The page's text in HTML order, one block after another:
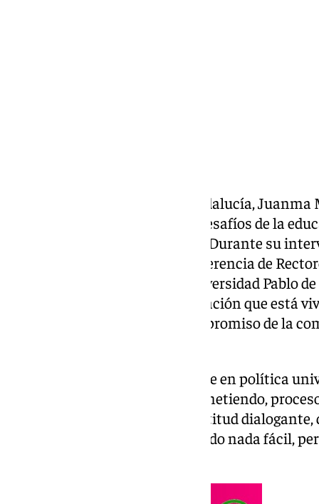
El presidente de la Junta de Andalucía,
Gobierno andaluz afronta los desafíos de la
convertirlos en oportunidades. Durante su
la Asamblea General de la Conferencia de
Españolas, celebrada en la Universidad Pablo
destacó la profunda transformación que está
público andaluz gracias al compromiso de la
“Andalucía aspira a ser referente en política
estructurales que se están acometiendo,
gracias a los Rectores por su actitud
acuerdos importantes. No ha sido nada fácil,